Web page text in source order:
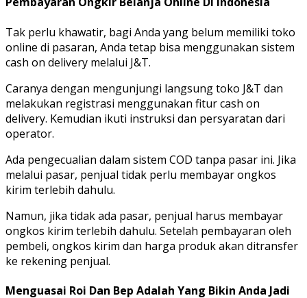
Tak perlu khawatir, bagi Anda yang belum memiliki toko
online di pasaran, Anda tetap bisa menggunakan sistem
cash on delivery melalui J&T.
Caranya dengan mengunjungi langsung toko J&T dan
melakukan registrasi menggunakan fitur cash on
delivery. Kemudian ikuti instruksi dan persyaratan dari
operator.
Ada pengecualian dalam sistem COD tanpa pasar ini. Jika
melalui pasar, penjual tidak perlu membayar ongkos
kirim terlebih dahulu.
Namun, jika tidak ada pasar, penjual harus membayar
ongkos kirim terlebih dahulu. Setelah pembayaran oleh
pembeli, ongkos kirim dan harga produk akan ditransfer
ke rekening penjual.
Menguasai Roi Dan Bep Adalah Yang Bikin Anda Jadi